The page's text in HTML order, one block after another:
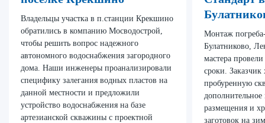
Владельцы участка в п.станции Крекшино
обратились в компанию Мосводострой,
чтобы решить вопрос надежного
автономного водоснабжения загородного
дома. Наши инженеры проанализировали
специфику залегания водных пластов на
данной местности и предложили
устройство водоснабжения на базе
артезианской скважины с проектной
Монтаж
Булатниково,
мастера
сроки. Заказчик
пробуренную
дополнительное
размещения и
заготовок на